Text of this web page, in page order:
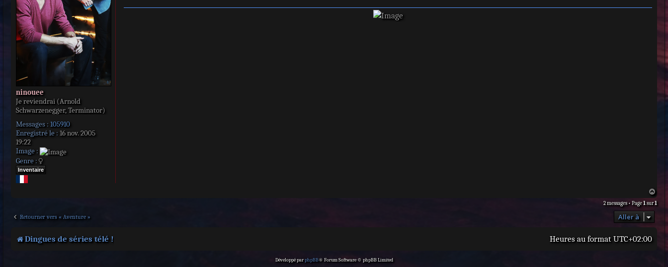
ninouee
Je reviendrai (Arnold
Schwarzenegger, Terminator)
Messages : 105910
Enregistré le : 16 nov. 2005
19:22
Image :
Genre :
Inventaire
e
u
2 messages • Page1sur1
Retourner vers « Aventure » Aller à
Dingues de séries télé ! Heures au format UTC+02:00
Développé parphpBB® Forum Software © phpBB Limited